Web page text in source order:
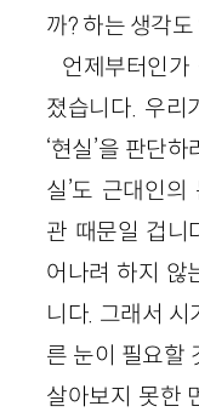
까? 하는 생각
언제부터인
졌습니다. 우리
‘현실’을 판단
실’도 근대인
관 때문일 겁니
어나려 하지 않
니다. 그래서 시
른 눈이 필요할
살아보지 못한